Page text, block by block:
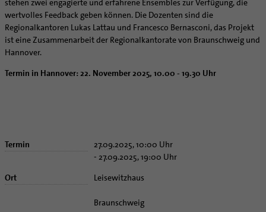
Notfall
Polizei- und Feuerwehr
Schule
Aufbrüche in der Kirche
Ehrenamtliche
KirchenZeitung online
Verwaltungsbeauftragte / Verwaltungsleitungen in
Pfarrgemeinden
Arbeitshilfen
wertvolles Feedback geben können. Die Dozenten sind die
Regionalkantoren Lukas Lattau und Francesco Bernasconi, das Projekt
ist eine Zusammenarbeit der Regionalkantorate von Braunschweig und
Hannover.
Termin in Hannover: 22. November 2025, 10.00 - 19.30 Uhr
Termin
27.09.2025, 10:00 Uhr
- 27.09.2025, 19:00 Uhr
Ort
Leisewitzhaus
Braunschweig